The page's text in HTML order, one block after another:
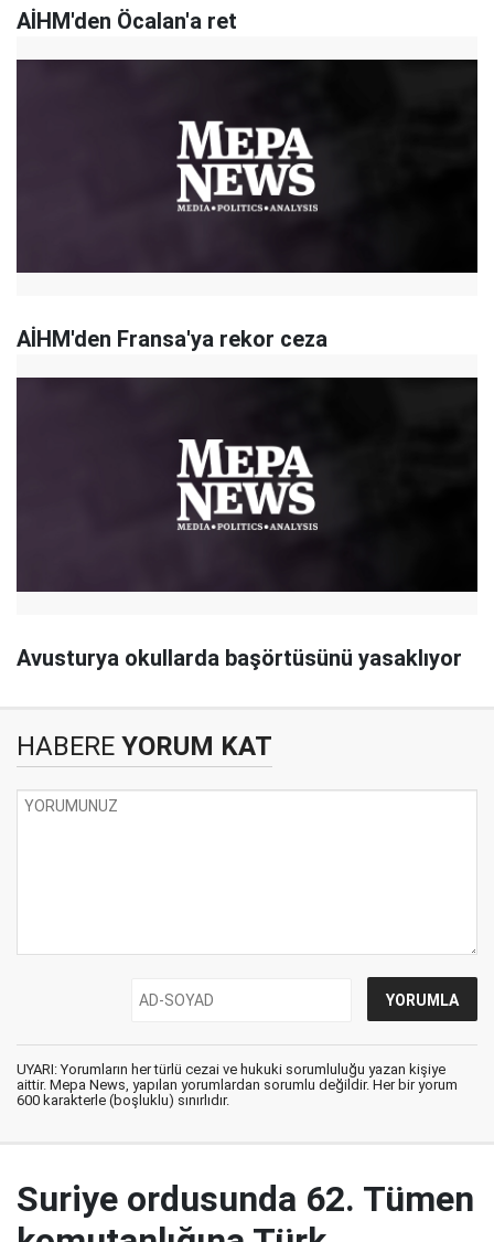
AİHM'den Öcalan'a ret
AİHM'den Fransa'ya rekor ceza
Avusturya okullarda başörtüsünü yasaklıyor
HABERE YORUM KAT
UYARI: Yorumların her türlü cezai ve hukuki sorumluluğu yazan kişiye
aittir. Mepa News, yapılan yorumlardan sorumlu değildir. Her bir yorum
600 karakterle (boşluklu) sınırlıdır.
Suriye ordusunda 62. Tümen